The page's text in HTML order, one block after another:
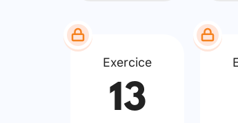
Exercice
13